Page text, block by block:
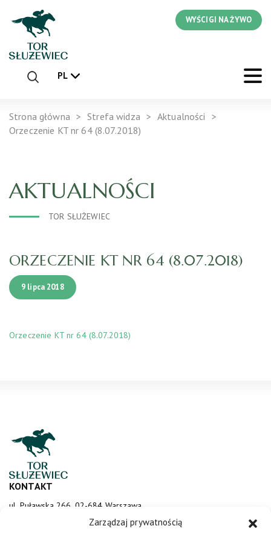
Zarządzaj prywatnością
WYŚCIGI NA ŻYWO
PL
Strona główna Strefa widza
Aktualności
Orzeczenie KT nr 64 (8.07.2018)
AKTUALNOŚCI
TOR SŁUŻEWIEC
ORZECZENIE KT NR 64 (8.07.2018)
9 lipca 2018
Orzeczenie KT nr 64 (8.07.2018)
KONTAKT
ul. Puławska 266, 02-684 Warszawa
sluzewiec@totalizator.pl